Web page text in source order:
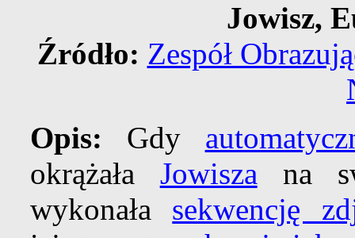
Jowisz,
Źródło: Zespół
Opis: Gdy
okrążała Jowisza na
wykonała sekwencję